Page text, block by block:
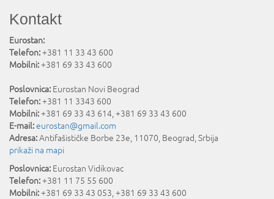
Kontakt
Eurostan:
Telefon:+381 11 33 43 600
Mobilni:+381 69 33 43 600
Poslovnica: Eurostan Novi Beograd
Telefon:+381 11 3343 600
Mobilni:+381 69 33 43 614, +381 69 33 43 600
E-mail:eurostan@gmail.com
Adresa:Antifašističke Borbe 23e, 11070, Beograd,Srbija
prikaži na mapi
Poslovnica: Eurostan Vidikovac
Telefon:+381 11 75 55 600
Mobilni:+381 69 33 43 053, +381 69 33 43 600